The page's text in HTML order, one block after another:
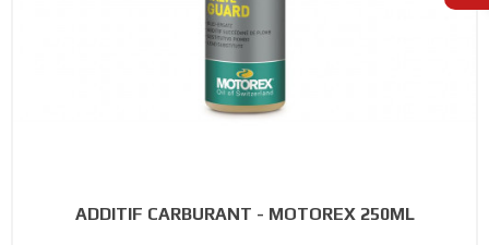
ADDITIF CARBURANT - MOTOREX 250ML